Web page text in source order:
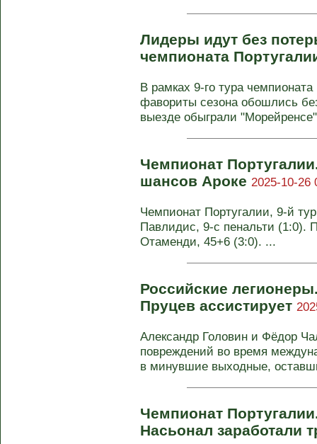
Лидеры идут без
чемпионата
В рамках 9-го тура
фавориты сезона обошлись
выезде обыграли
Чемпионат
шансов Ароке 2025-10-26
Чемпионат Португалии, 9-й
Павлидис, 9-с пенальти (1:0).
Отаменди, 45+6 (3:0). ...
Российские
Пруцев ассистирует
Александр Головин и Фёдор
повреждений во время
в минувшие выходные,
Чемпионат
Насьонал заработали